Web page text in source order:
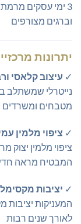
3 ימי עסקים מרמת השרון
וברגים מצורפים
יתרונות
✓ עיצוב קלאסי
נייטרלי שמשתלב
מטבחים ומשרדים
✓ ציפוי מלמין
ציפוי מלמין יצוק
המבטיח מראה
✓ יציבות
המעניקות יציבות
לאורך שנים רבות